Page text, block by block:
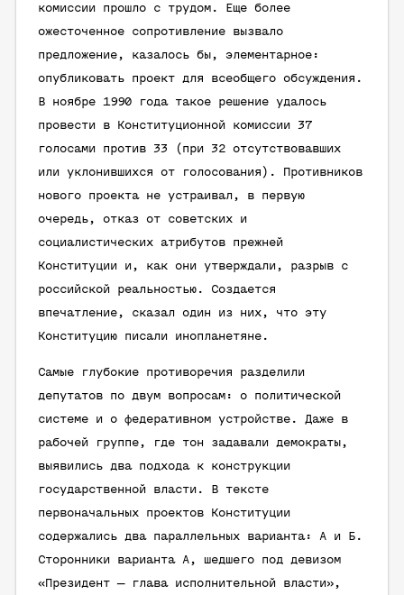
комиссии прошло с трудом. Еще более
ожесточенное сопротивление вызвало
предложение, казалось бы, элементарное:
опубликовать проект для всеобщего обсуждения.
В ноябре 1990 года такое решение удалось
провести в Конституционной комиссии 37
голосами против 33 (при 32 отсутствовавших
или уклонившихся от голосования). Противников
нового проекта не устраивал, в первую
очередь, отказ от советских и
социалистических атрибутов прежней
Конституции и, как они утверждали, разрыв с
российской реальностью. Создается
впечатление, сказал один из них, что эту
Конституцию писали инопланетяне.
Самые глубокие противоречия разделили
депутатов по двум вопросам: о политической
системе и о федеративном устройстве. Даже в
рабочей группе, где тон задавали демократы,
выявились два подхода к конструкции
государственной власти. В тексте
первоначальных проектов Конституции
содержались два параллельных варианта: А и Б.
Сторонники варианта А, шедшего под девизом
«Президент — глава исполнительной власти»,